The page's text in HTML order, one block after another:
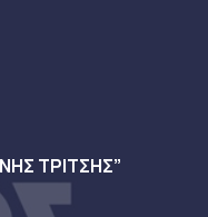
ΤΡΙΤΣΗΣ”